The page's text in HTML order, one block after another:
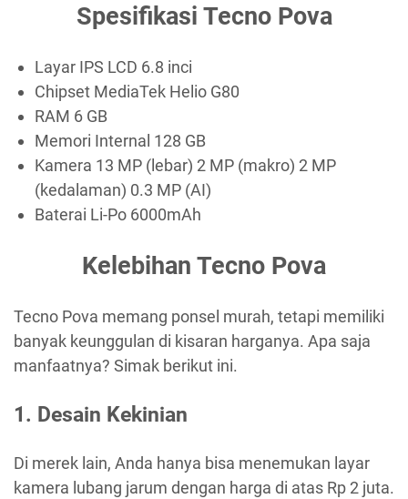
Spesifikasi Tecno Pova
Layar IPS LCD 6.8 inci
Chipset MediaTek Helio G80
RAM 6 GB
Memori Internal 128 GB
Kamera 13 MP (lebar) 2 MP (makro) 2 MP
(kedalaman) 0.3 MP (AI)
Baterai Li-Po 6000mAh
Kelebihan Tecno Pova
Tecno Pova memang ponsel murah, tetapi memiliki
banyak keunggulan di kisaran harganya. Apa saja
manfaatnya? Simak berikut ini.
1. Desain Kekinian
Di merek lain, Anda hanya bisa menemukan layar
kamera lubang jarum dengan harga di atas Rp 2 juta.